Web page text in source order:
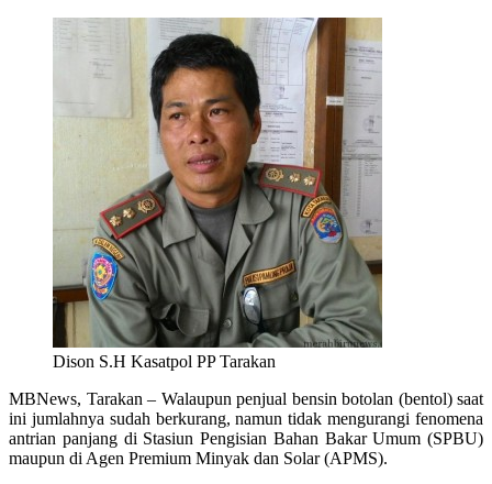
Dison S.H Kasatpol PP Tarakan
MBNews, Tarakan – Walaupun penjual bensin botolan (bentol) saat
ini jumlahnya sudah berkurang, namun tidak mengurangi fenomena
antrian panjang di Stasiun Pengisian Bahan Bakar Umum (SPBU)
maupun di Agen Premium Minyak dan Solar (APMS).